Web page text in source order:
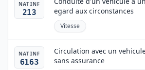
NATINF
213
egard aux circonstances
Vitesse
NATINF
6163
Circulation avec un
sans assurance